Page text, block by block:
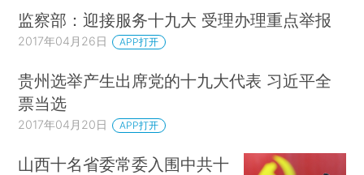
监察部：迎接服务十九大 受理办理重点举报
2017年04月26日 APP打开
贵州选举产生出席党的十九大代表 习近平全
票当选
2017年04月20日 APP打开
山西十名省委常委入围中共十